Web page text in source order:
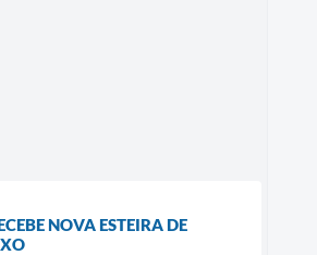
NOVA ESTEIRA DE